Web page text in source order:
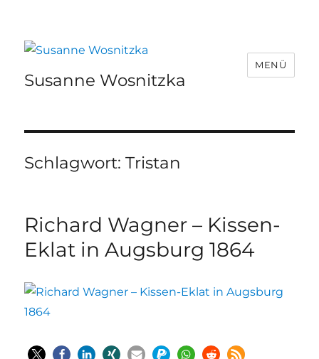
Susanne Wosnitzka
MENÜ
Schlagwort:Tristan
Richard Wagner – Kissen-
Eklat in Augsburg 1864